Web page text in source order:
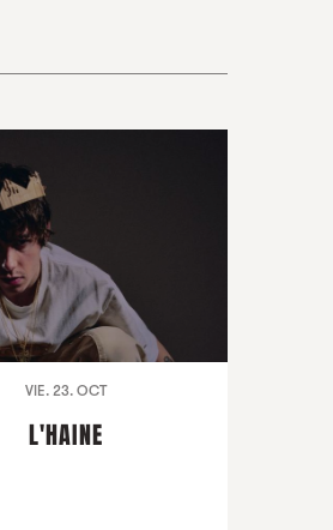
VIE. 23. OCT
L'HAINE